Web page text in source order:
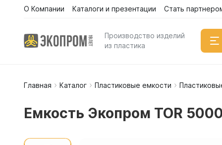
О Компании Каталоги и презентации Стать
Производство изделий
из пластика
Главная Каталог Пластиковые емкости
Емкость Экопром TOR